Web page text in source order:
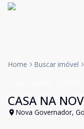
Home Buscar imóvel
CASA NA
Nova Governador,